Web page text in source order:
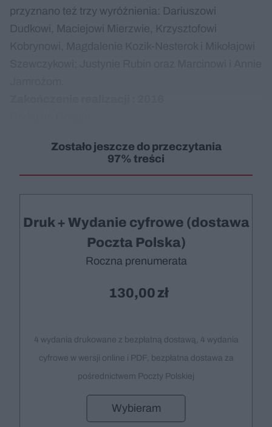
przyznano też trzy wyróżnienia: Dariuszowi
Dudkowi, Maciejowi Mierzwie, Krzysztofowi
Zostało jeszcze do przeczytania
97% treści
Druk + Wydanie cyfrowe (dostawa
Poczta Polska)
Roczna prenumerata
130,00
4 wydania drukowane z bezpłatną dostawą, 4 wydania
cyfrowe w wersji online i PDF, bezpłatna dostawa za
pośrednictwem Poczty Polskiej
Wybieram